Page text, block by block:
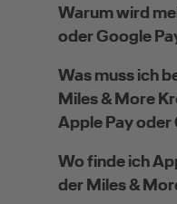
Warum wird
oder Google
Was muss ich
Miles & More
Apple Pay oder
Wo finde ich
der Miles &